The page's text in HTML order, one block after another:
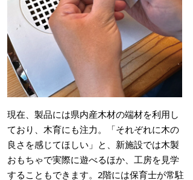
現在、製品には県内産木材の端材を利用し
ており、木育にも注力。「それぞれに木の
良さを感じてほしい」と、新施設では木製
おもちゃで実際に遊べるほか、工房を見学
することもできます。2階には保育士が常駐